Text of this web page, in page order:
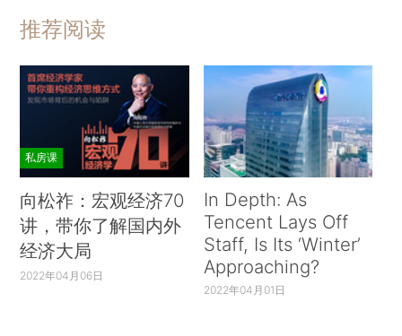
推荐阅读
私房课
向松祚：宏观经济70
讲，带你了解国内外
经济大局
2022年04月06日
In Depth: As
Tencent Lays Off
Staff, Is Its ‘Winter’
Approaching?
2022年04月01日